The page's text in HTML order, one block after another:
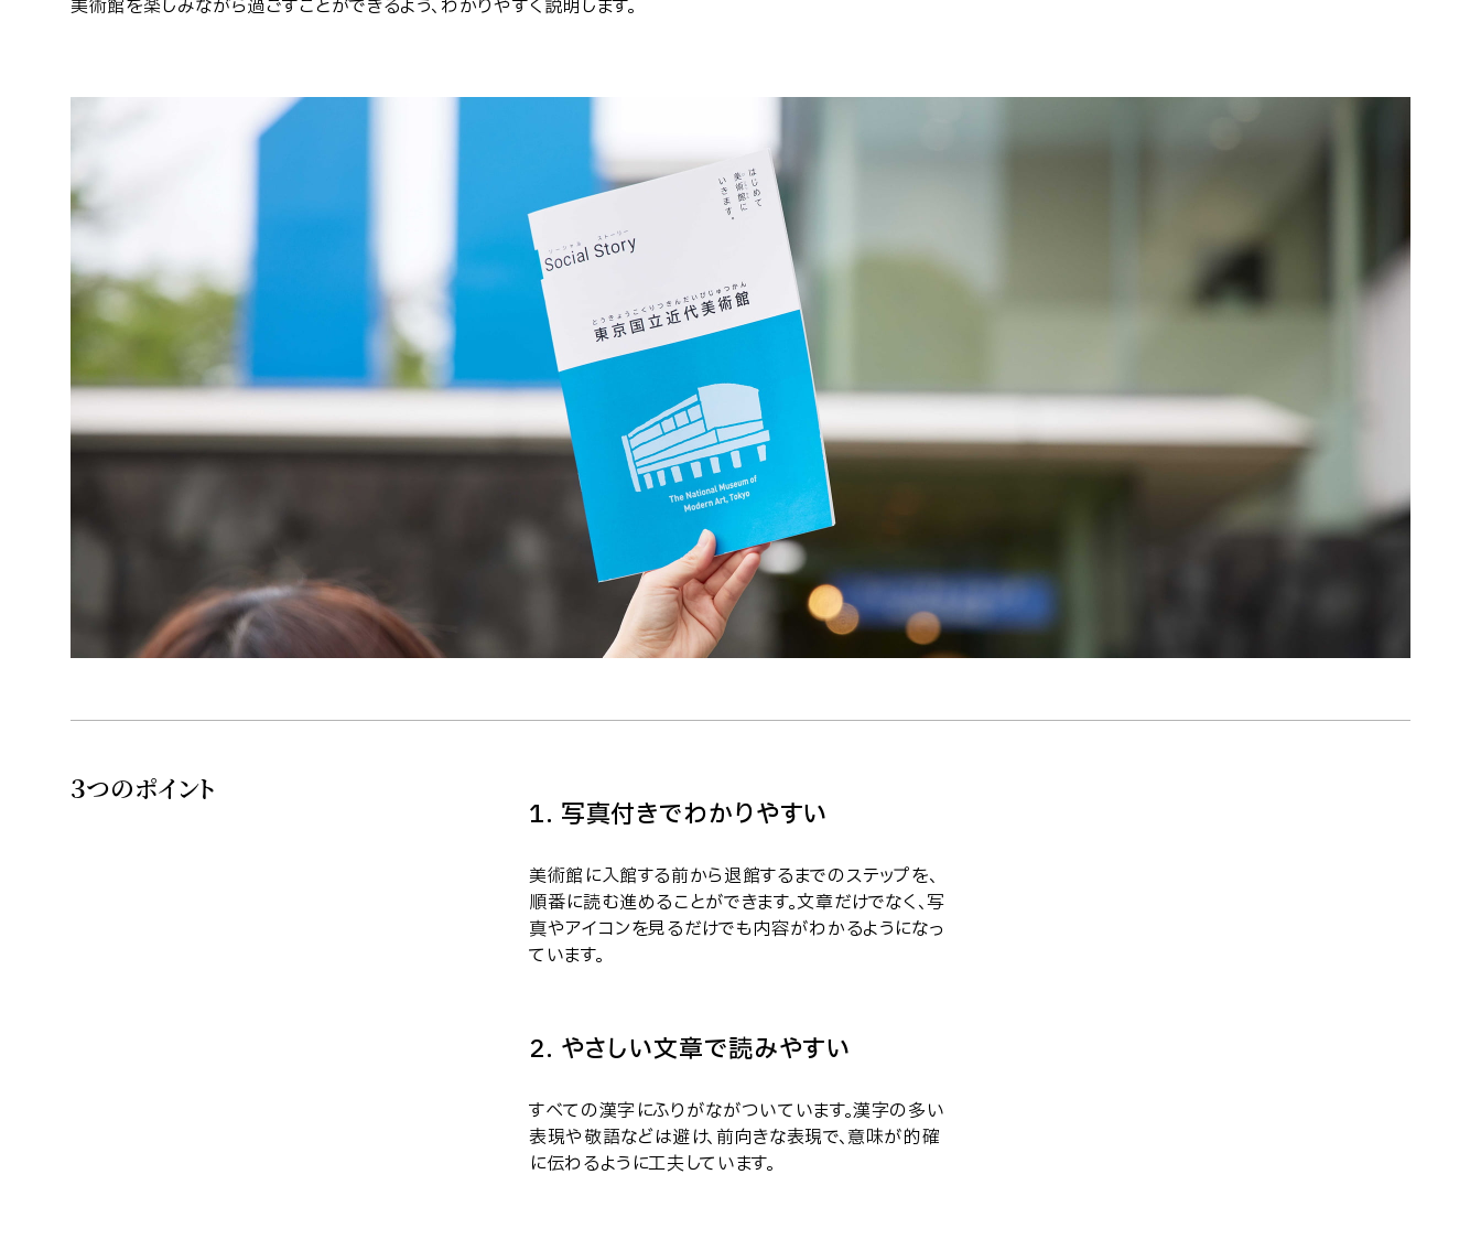
美術館を楽しみながら過ごすことができるよう、わかりやすく説明します。
３つのポイント
1. 写真付きでわかりやすい
美術館に入館する前から退館するまでのステップを、
順番に読む進めることができます。文章だけでなく、写
真やアイコンを見るだけでも内容がわかるようになっ
ています。
2. やさしい文章で読みやすい
すべての漢字にふりがながついています。漢字の多い
表現や敬語などは避け、前向きな表現で、意味が的確
に伝わるように工夫しています。